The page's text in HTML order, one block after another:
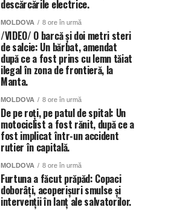
descărcările electrice.
MOLDOVA 8 ore în urmă
/VIDEO/ O barcă și doi metri steri
de salcie: Un bărbat, amendat
după ce a fost prins cu lemn tăiat
ilegal în zona de frontieră, la
Manta.
MOLDOVA 8 ore în urmă
De pe roți, pe patul de spital: Un
motociclist a fost rănit, după ce a
fost implicat într-un accident
rutier în capitală.
MOLDOVA 8 ore în urmă
Furtuna a făcut prăpăd: Copaci
doborâți, acoperișuri smulse și
intervenții în lanț ale salvatorilor.